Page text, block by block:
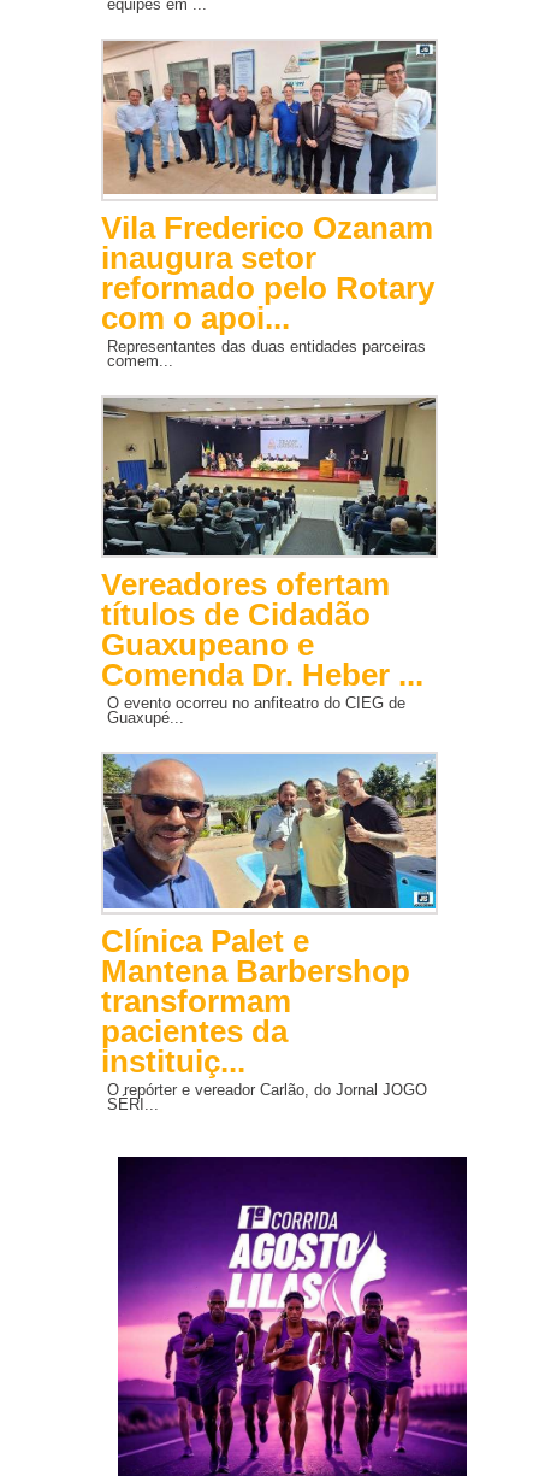
equipes em ...
Vila Frederico Ozanam
inaugura setor
reformado pelo Rotary
com o apoi...
Representantes das duas entidades parceiras
comem...
Vereadores ofertam
títulos de Cidadão
Guaxupeano e
Comenda Dr. Heber ...
O evento ocorreu no anfiteatro do CIEG de
Guaxupé...
Clínica Palet e
Mantena Barbershop
transformam
pacientes da
instituiç...
O repórter e vereador Carlão, do Jornal JOGO
SÉRI...